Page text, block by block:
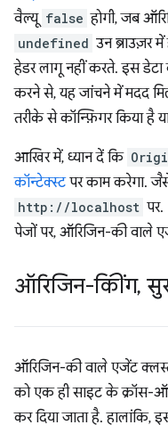
वैल्यू false होगी, जब
undefined उन ब्राउज़र में
हेडर लागू नहीं करते. इस
करने से, यह जांचने में मदद
तरीके से कॉन्फ़िगर किया है
आखिर में, ध्यान दें कि
कॉन्टेक्स्टपर काम करेगा.
http://localhost
पेजों पर, ऑरिजिन-की वाले
ऑरिजिन-कीिंग,
ऑरिजिन-की वाले एजेंट
को एक ही साइट के क्रॉस-
कर दिया जाता है.